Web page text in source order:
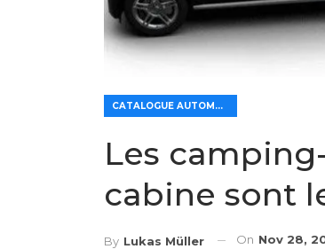
CATALOGUE AUTOMOBILE
Les
cabine sont
By Lukas Müller On Nov 28,